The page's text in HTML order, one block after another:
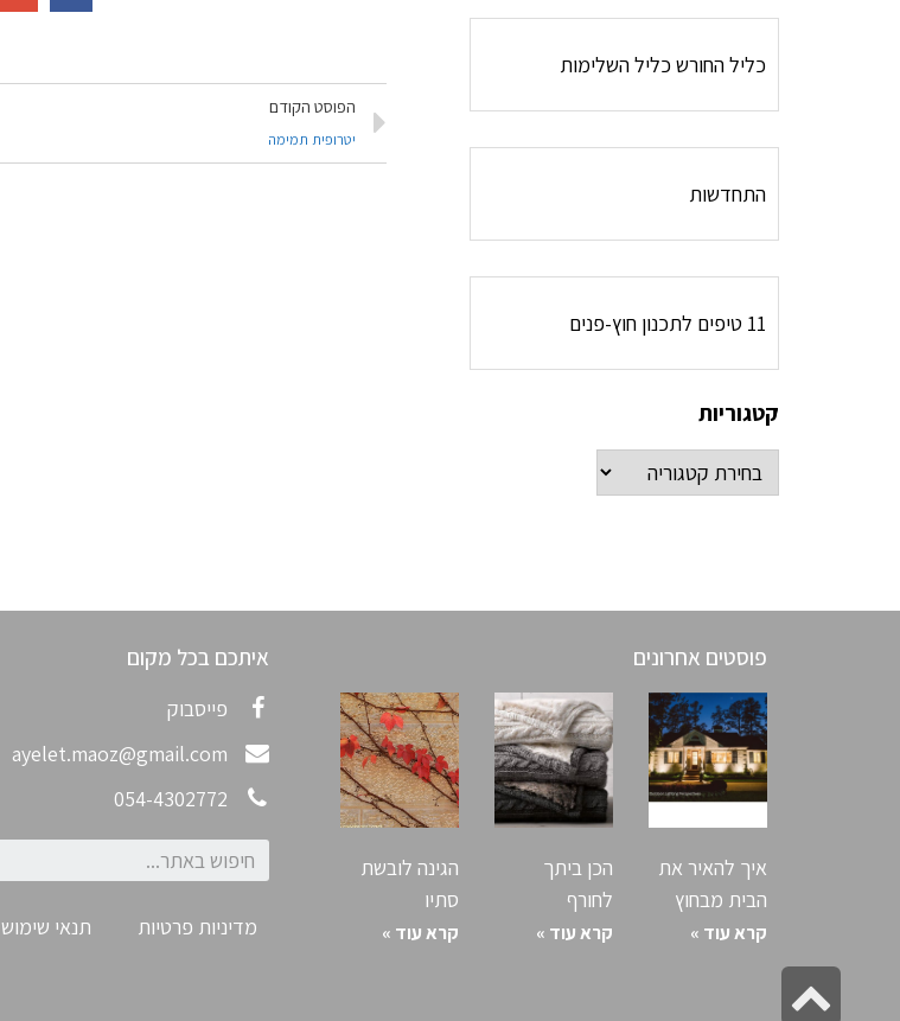
כליל החורש כליל השלימות
התחדשות
11 טיפים לתכנון חוץ-פנים
קטגוריות
הפוסט הקודם
יטרופית תמימה
פוסטים אחרונים
איך להאיר את
הבית מבחוץ
קרא עוד »
הכן ביתך
לחורף
קרא עוד »
הגינה לובשת
סתיו
קרא עוד »
איתכם בכל מקום
פייסבוק
ayelet.maoz@gmail.com
054-4302772
מדיניות פרטיות תנאי שימוש
גלילה